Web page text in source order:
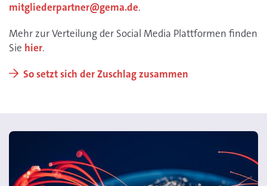
mitgliederpartner@gema.de.
Mehr zur Verteilung der Social Media Plattformen finden
Sie hier.
So setzt sich der Zuschlag zusammen